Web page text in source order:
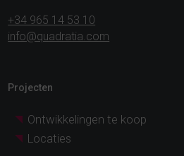
+34 965 14 53 10
info@quadratia.com
Projecten
Ontwikkelingen te koop
Locaties